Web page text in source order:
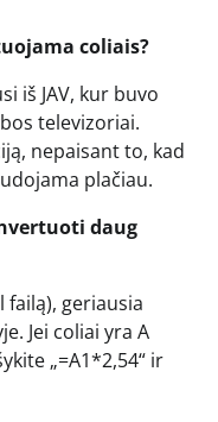
coliais?
iš JAV, kur buvo
televizoriai.
nepaisant to, kad
plačiau.
daug
failą), geriausia
Jei coliai yra A
„=A1*2,54“ ir